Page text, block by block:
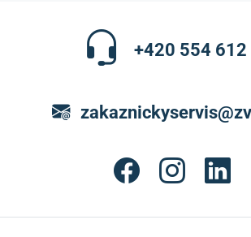
+420 554 612